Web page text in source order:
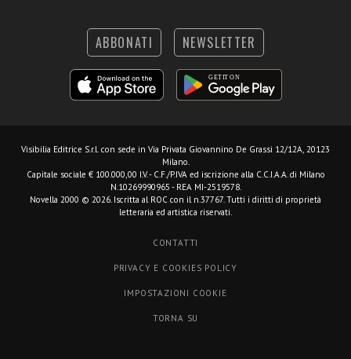
ABBONATI NEWSLETTER
Visibilia Editrice S.r.l. con sede in Via Privata Giovannino De Grassi 12/12A, 20123
Milano.
Capitale sociale € 100.000,00 I.V. - C.F./P.IVA ed iscrizione alla C.C.I.A.A. di Milano
N.10269990965 - REA MI-2519578.
Novella 2000 © 2026. Iscritta al ROC con il n.37767. Tutti i diritti di proprietà
letteraria ed artistica riservati.
CONTATTI
PRIVACY E COOKIES POLICY
IMPOSTAZIONI COOKIE
TORNA SU